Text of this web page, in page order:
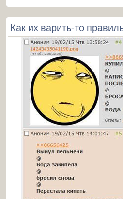
Как их варить-то